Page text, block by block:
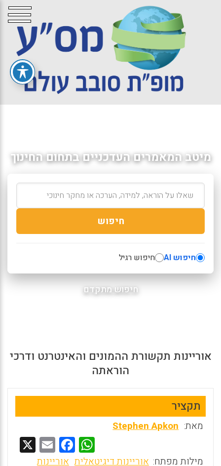
מיטב המאמרים העדכניים בתחום החינוך
חיפוש
חיפוש AI חיפוש רגיל
חיפוש מתקדם
אוריינות תקשורת ההמונים והאינטרנט ודרכי
הוראתה
תקציר
מאת: Stephen Apkon
W
h
F
a
E
m מילות מפתח: אוריינות דיגיטאלית אוריינות